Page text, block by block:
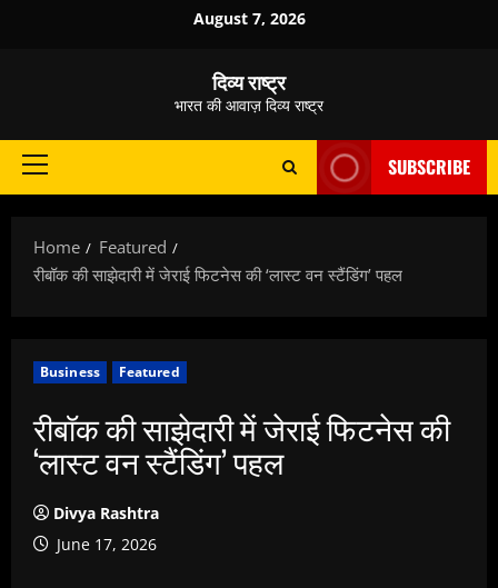
August 7, 2026
दिव्य राष्ट्र
भारत की आवाज़ दिव्य राष्ट्र
Primary
SUBSCRIBE
Home
Featured
रीबॉक की साझेदारी में जेराई फिटनेस की ‘लास्ट वन स्टैंडिंग’ पहल
Business Featured
रीबॉक की साझेदारी में जेराई फिटनेस की
‘लास्ट वन स्टैंडिंग’ पहल
Divya Rashtra
June 17, 2026